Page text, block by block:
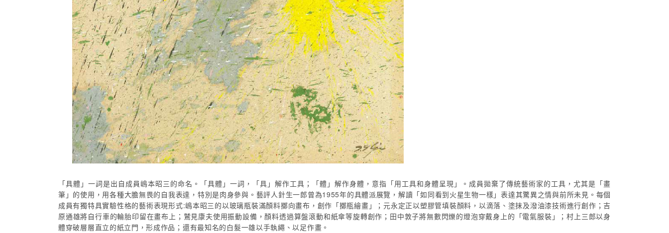
「具體」一詞是出自成員嶋本昭三的命名。「具體」一詞，「具」解作工具；「體」解作身體，意指「用工具和身體呈現」。成員拋棄了傳統藝術家的工具，尤其是「畫
筆」的使用，用各種大膽無畏的自我表達，特別是肉身參與。藝評人針生一郎曾為1955年的具體派展覽，解讀「如同看到火星生物一樣」表達其驚異之情與前所未見。每個
成員有獨特具實驗性格的藝術表現形式:嶋本昭三的以玻璃瓶裝滿顏料擲向畫布，創作「擲瓶繪畫」；元永定正以塑膠管填裝顏料，以滴落、塗抹及潑油漆技術進行創作；吉
原通雄將自行車的輪胎印留在畫布上；鷲見康夫使用振動設備，顏料透過算盤滾動和紙傘等旋轉創作；田中敦子將無數閃爍的燈泡穿戴身上的「電氣服裝」；村上三郎以身
體穿破層層直立的紙立門，形成作品；還有最知名的白髮一雄以手執繩、以足作畫。